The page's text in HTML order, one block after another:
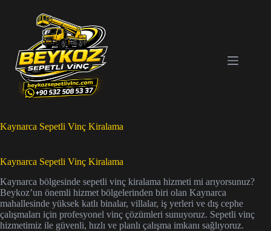
Kaynarca Sepetli Vinç Kiralama
Kaynarca Sepetli Vinç Kiralama
Kaynarca bölgesinde sepetli vinç kiralama hizmeti mi arıyorsunuz?
Beykoz’un önemli hizmet bölgelerinden biri olan Kaynarca
mahallesinde yüksek katlı binalar, villalar, iş yerleri ve dış cephe
çalışmaları için profesyonel vinç çözümleri sunuyoruz. Sepetli vinç
hizmetimiz ile güvenli, hızlı ve planlı çalışma imkanı sağlıyoruz.